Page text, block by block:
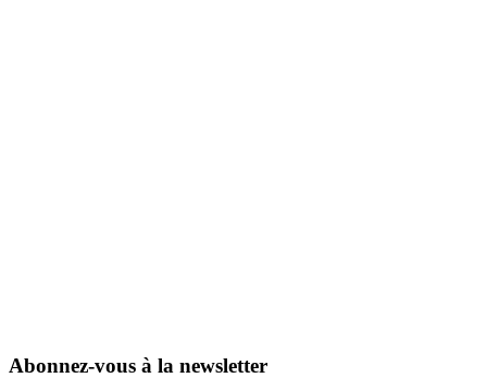
Abonnez-vous à la newsletter